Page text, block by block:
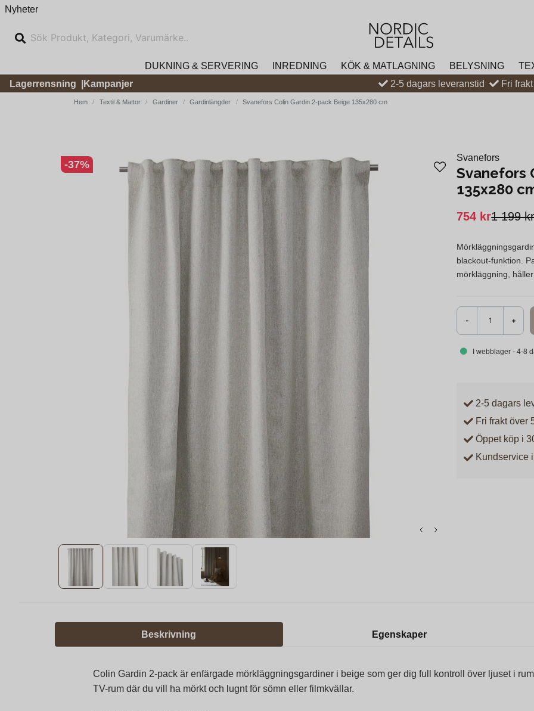
Nyheter
DUKNING & SERVERING INREDNING KÖK & MATLAGNING BELYSNING
Lagerrensning
Kampanjer 2-5 dagars leveranstid Fri
Hem Textil & Mattor Gardiner Gardinlängder Svanefors Colin Gardin 2-pack Beige 135x280 cm
-37%
Svanefors
Svanefors
135x280
1 199
754 kr
blackout-funktion.
mörkläggning,
- +
I webblager - 4-8
2-5 dagars
Fri frakt över
Öppet köp i
Kundservice
Beskrivning Egenskaper
Colin Gardin 2-pack är enfärgade mörkläggningsgardiner i beige som ger dig full kontroll över ljuset i
TV-rum där du vill ha mörkt och lugnt för sömn eller filmkvällar.